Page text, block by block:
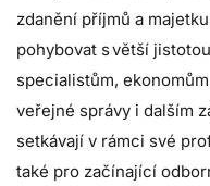
zdanění příjmů a
pohybovat s větší
specialistům,
veřejné správy i dalším
setkávají v rámci své
také pro začínající